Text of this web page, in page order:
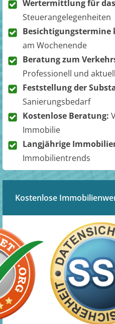
Wertermittlung für
Steuerangelegenheiten
am Wochenende
Beratung zum
Professionell und aktuell
Feststellung der
Sanierungsbedarf
Kostenlose Beratung:
Immobilie
Langjährige
Immobilientrends
Kostenlose